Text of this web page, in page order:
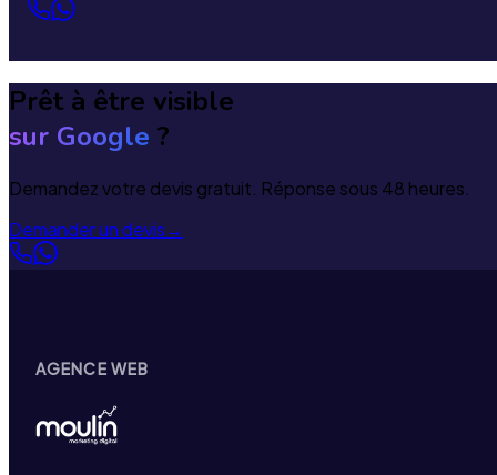
Prêt à être visible
sur Google ?
Demandez votre devis gratuit. Réponse sous 48 heures.
Demander un devis→
AGENCE WEB